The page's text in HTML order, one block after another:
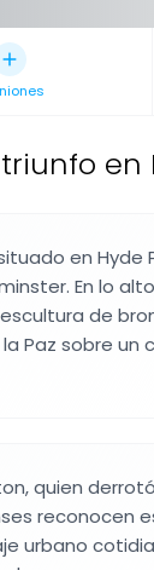
en
en Hyde
En lo
de
Paz sobre un
quien
reconocen
urbano